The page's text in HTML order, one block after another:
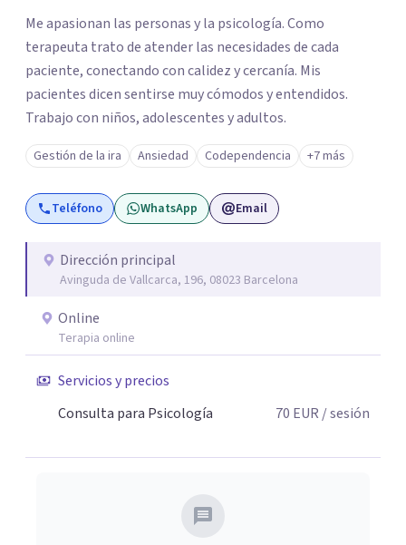
Me apasionan las personas y la psicología. Como
terapeuta trato de atender las necesidades de cada
paciente, conectando con calidez y cercanía. Mis
pacientes dicen sentirse muy cómodos y entendidos.
Trabajo con niños, adolescentes y adultos.
Gestión de la ira Ansiedad Codependencia +7 más
Teléfono WhatsApp Email
Dirección principal
Avinguda de Vallcarca, 196, 08023 Barcelona
Online
Terapia online
Servicios y precios
Consulta para Psicología
70 EUR / sesión